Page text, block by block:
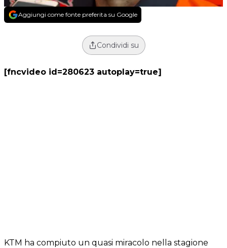
Aggiungi come fonte preferita su Google
Condividi su
[fncvideo id=280623 autoplay=true]
KTM ha compiuto un quasi miracolo nella stagione